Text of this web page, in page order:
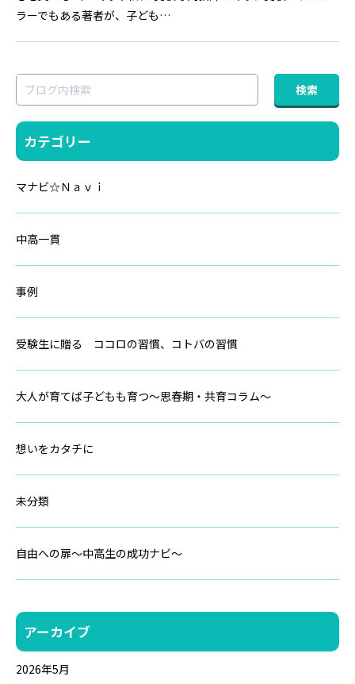
ラーでもある著者が、子ども…
カテゴリー
マナビ☆Ｎａｖｉ
中高一貫
事例
受験生に贈る ココロの習慣、コトバの習慣
大人が育てば子どもも育つ～思春期・共育コラム～
想いをカタチに
未分類
自由への扉～中高生の成功ナビ～
アーカイブ
2026年5月